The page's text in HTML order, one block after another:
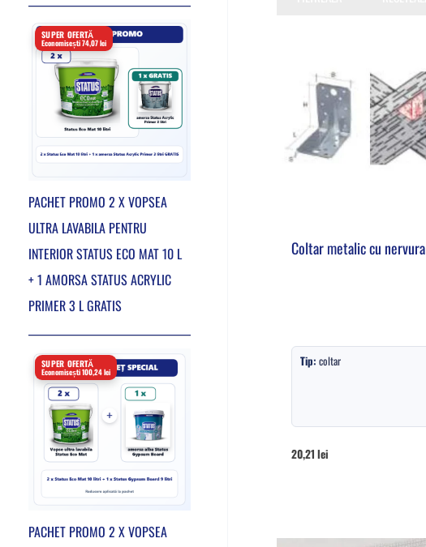
SUPER OFERTĂ
Economisești 74,07 lei
PACHET PROMO 2 X VOPSEA
ULTRA LAVABILA PENTRU
INTERIOR STATUS ECO MAT 10 L
+ 1 AMORSA STATUS ACRYLIC
PRIMER 3 L GRATIS
SUPER OFERTĂ
Economisești 100,24 lei
PACHET PROMO 2 X VOPSEA
Coltar metalic cu nervura
Tip: coltar
20,21 lei